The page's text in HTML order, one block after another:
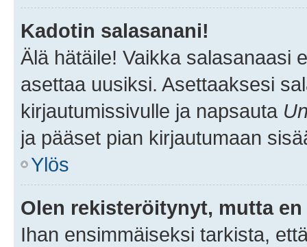
Kadotin salasanani!
Älä hätäile! Vaikka salasanaasi
asettaa uusiksi. Asettaaksesi
kirjautumissivulle ja napsauta
ja pääset pian kirjautumaan
Ylös
Olen rekisteröitynyt, mutta
Ihan ensimmäiseksi tarkista,